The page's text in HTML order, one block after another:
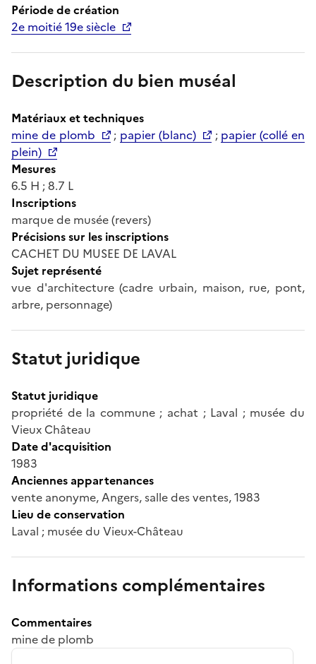
Période de création
2e moitié 19e siècle
Description du bien muséal
Matériaux et techniques
mine de plomb
; papier (blanc) ; papier (collé en
plein)
Mesures
6.5 H ; 8.7 L
Inscriptions
marque de musée (revers)
Précisions sur les inscriptions
CACHET DU MUSEE DE LAVAL
Sujet représenté
vue d'architecture (cadre urbain, maison, rue, pont,
arbre, personnage)
Statut juridique
Statut juridique
propriété de la commune ; achat ; Laval ; musée du
Vieux Château
Date d'acquisition
1983
Anciennes appartenances
vente anonyme, Angers, salle des ventes, 1983
Lieu de conservation
Laval ; musée du Vieux-Château
Informations complémentaires
Commentaires
mine de plomb